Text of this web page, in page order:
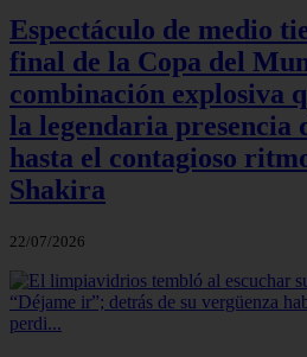
Espectáculo de medio
final de la Copa del
combinación explosiva
la legendaria presencia
hasta el contagioso
Shakira
22/07/2026